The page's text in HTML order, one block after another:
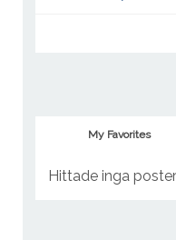
My Favorites
Hittade inga poster